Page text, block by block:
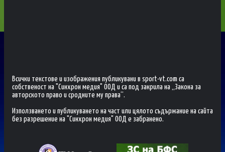
Всички текстове и изображения публикувани в sport-vt.com са
собственост на "Синхрон медия" ООД и са под закрила на „Закона за
авторското право и сродните му права“.
Използването и публикуването на част или цялото съдържание на сайта
без разрешение на "Синхрон медия" ООД е забранено.